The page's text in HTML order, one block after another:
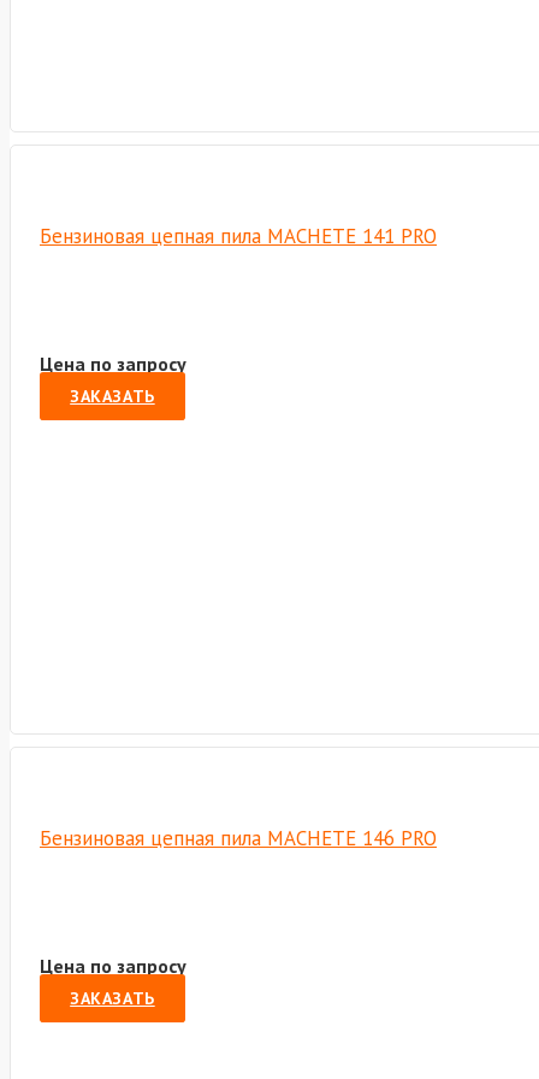
Бензиновая цепная пила MACHETE 141 PRO
Цена по запросу
ЗАКАЗАТЬ
Бензиновая цепная пила MACHETE 146 PRO
Цена по запросу
ЗАКАЗАТЬ